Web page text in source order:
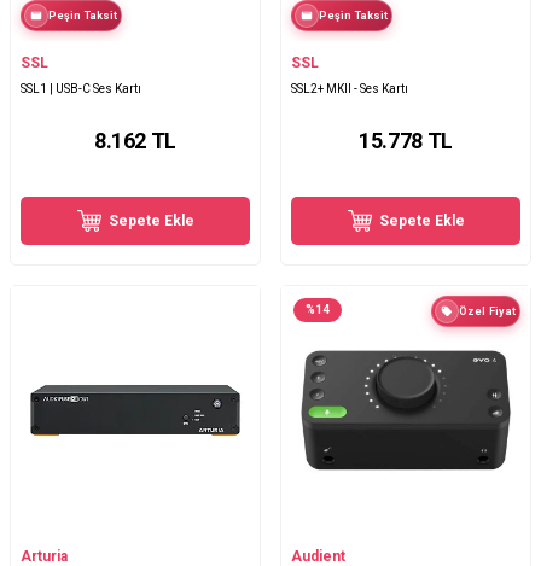
Peşin Taksit
SSL
SSL1 | USB-C Ses Kartı
8.162 TL
Sepete Ekle
Peşin Taksit
SSL
SSL2+ MKII - Ses Kartı
15.778TL
Sepete Ekle
Arturia
%14 Özel Fiyat
Audient